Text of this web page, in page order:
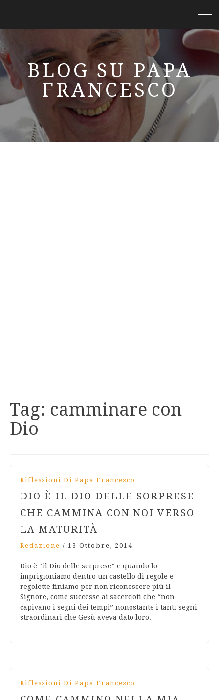
BLOG SU PAPA
FRANCESCO
Tag: camminare con
Dio
Riflessioni Di Papa Francesco
DIO È IL DIO DELLE SORPRESE
CHE CAMMINA CON NOI VERSO
LA MATURITÀ
Redazione / 13 Ottobre, 2014
Dio è “il Dio delle sorprese” e quando lo
imprigioniamo dentro un castello di regole e
regolette finiamo per non riconoscere più il
Signore, come successe ai sacerdoti che “non
capivano i segni dei tempi” nonostante i tanti segni
straordinari che Gesù aveva dato loro.
Riflessioni Di Papa Francesco